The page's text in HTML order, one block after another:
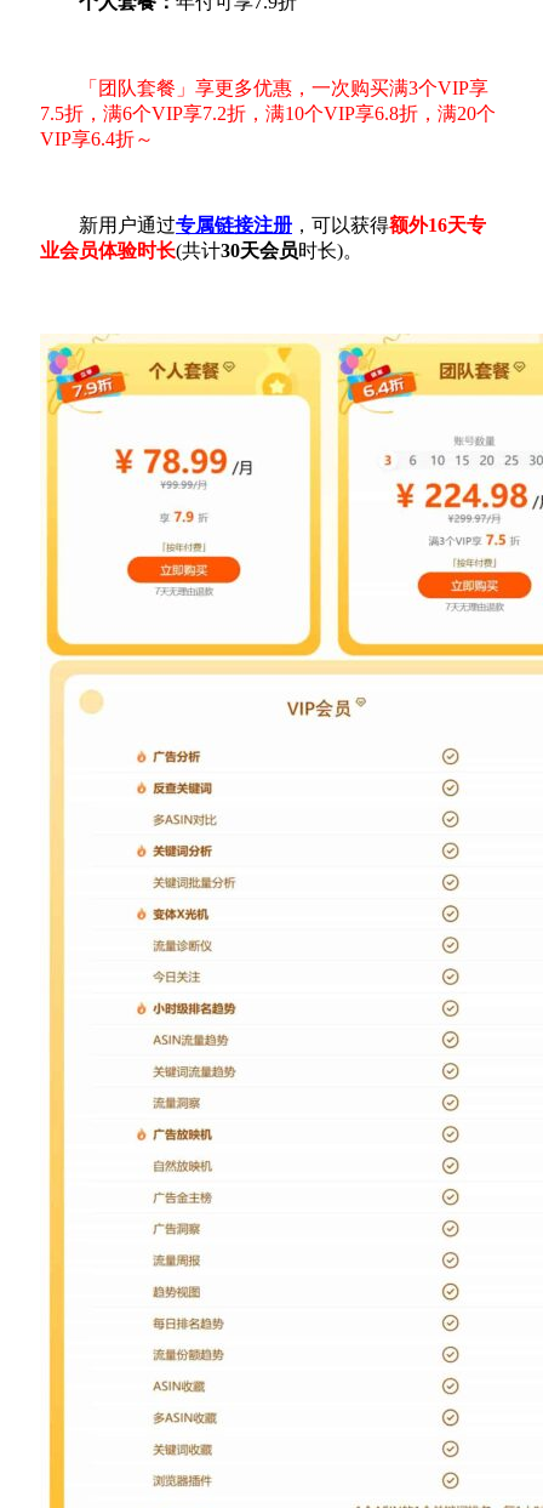
「团队套餐」享更多优惠，一次购买满3个VIP享
7.5折，满6个VIP享7.2折，满10个VIP享6.8折，满20个
VIP享6.4折～
新用户通过专属链接注册 ，可以获得额外16天专
业会员体验时长(共计30天会员时长)。